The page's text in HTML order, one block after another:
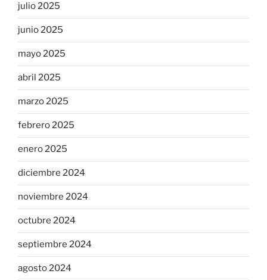
julio 2025
junio 2025
mayo 2025
abril 2025
marzo 2025
febrero 2025
enero 2025
diciembre 2024
noviembre 2024
octubre 2024
septiembre 2024
agosto 2024